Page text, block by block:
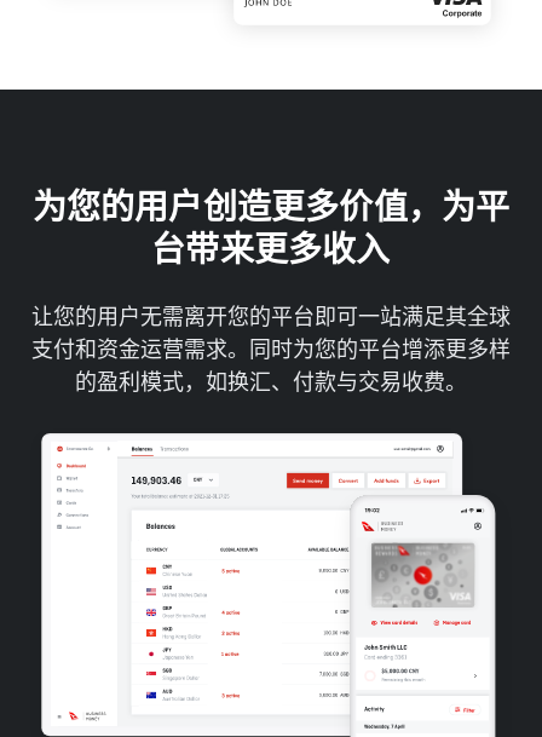
为您的用户创造更多价值，为平
台带来更多收入
让您的用户无需离开您的平台即可一站满足其全球
支付和资金运营需求。同时为您的平台增添更多样
的盈利模式，如换汇、付款与交易收费。